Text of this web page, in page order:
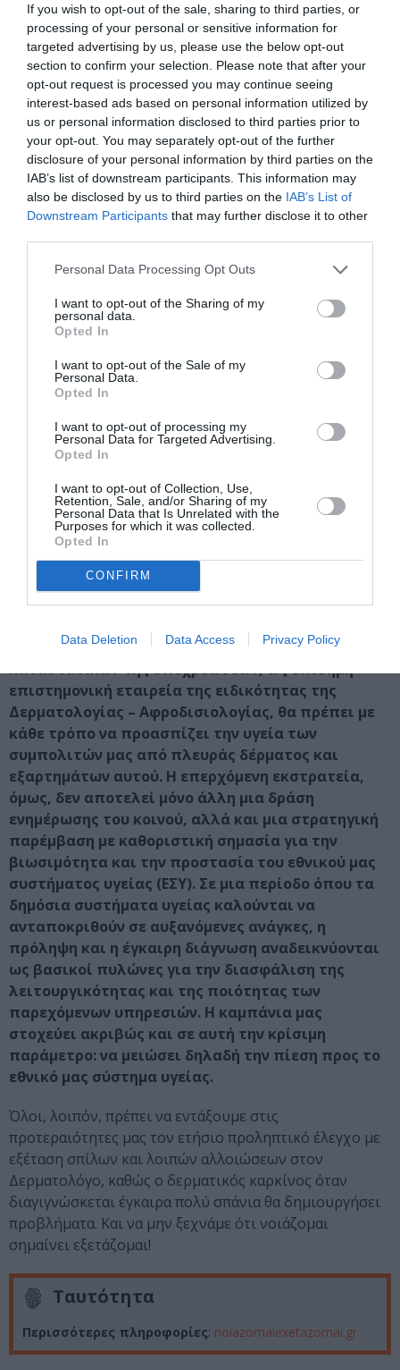
If you wish to opt-out of the sale, sharing to third parties, or
processing of your personal or sensitive information for
targeted advertising by us, please use the below opt-out
section to confirm your selection. Please note that after your
opt-out request is processed you may continue seeing
interest-based ads based on personal information utilized by
us or personal information disclosed to third parties prior to
your opt-out. You may separately opt-out of the further
disclosure of your personal information by third parties on the
IAB’s list of downstream participants. This information may
also be disclosed by us to third parties on the IAB’s List of
Downstream Participants that may further disclose it to other
Personal Data Processing Opt Outs
I want to opt-out of the Sharing of my
personal data.
Opted In
I want to opt-out of the Sale of my
Personal Data.
Opted In
I want to opt-out of processing my
Personal Data for Targeted Advertising.
Opted In
I want to opt-out of Collection, Use,
Retention, Sale, and/or Sharing of my
Personal Data that Is Unrelated with the
Purposes for which it was collected.
Opted In
CONFIRM
Data Deletion Data Access Privacy Policy
το Μελάνωμα, που αν και δεν είναι η συχνότερη μορφή
καρκίνου του δέρματος, να είναι η πιο επικίνδυνη. Τα νέα
περιστατικά καρκίνου του δέρματος συνεχίζουν να
παρουσιάζουν αυξητική πορεία διεθνώς αλλά και στην
Ελλάδα και σε μεγάλο βαθμό για αυτό ευθύνεται και η χρόνια
έκθεση στην υπεριώδη ακτινοβολία του ήλιου από την
παιδική και την εφηβική μας ηλικία. Σε μια ηλιόλουστη
χώρα, όπως Ελλάδα, με ήλιο όλο τον χρόνο, είναι σημαντική
η προστασία του δέρματός μας καθημερινά χειμώνα –
καλοκαίρι και όχι μόνο όταν πηγαίνουμε στην παραλία»,
επισήμανε στην σημερινή συνέντευξη τύπου, με
αφορμή την φετινή εκστρατεία για τον Καρκίνο του
Δέρματος, ο κύριοςΣωτήριος Γ. Θεοχάρης
, Πρόεδρος
Εταιρείας.
εδώ και 26 χρόνια συμμετέχει ενεργά στην πρόληψη και
ενημέρωση για τον Καρκίνο του Δέρματος, καθιέρωσε τον
περισσότερο στον ήλιο, ως μήνα πρόληψης (πρωτογενούς
και δευτερογενούς), ενημέρωσης, ευαισθητοποίησης και
επαγρύπνησης για τον καρκίνο του δέρματος. Από φέτος δε,
η εκστρατεία μας μεγαλώνει με στόχο να τοποθετήσει ψηλά
στην συνείδηση του κόσμου τη σημασία της πρόληψης για
τον Καρκίνο του Δέρματος και εντέλει να ενισχύσει μια
γενικότερη κουλτούρα πρόληψης .»
Κλείνοντας την ομιλία του ο Πρόεδρος της ΕΔΑΕ
Αφροδισιολογική Εταιρεία στο πλαίσιο των
καταστατικών της υποχρεώσεων, ως επίσημη
επιστημονική εταιρεία της ειδικότητας της
Δερματολογίας – Αφροδισιολογίας, θα πρέπει με
κάθε τρόπο να προασπίζει την υγεία των
συμπολιτών μας από πλευράς δέρματος και
εξαρτημάτων αυτού. Η επερχόμενη εκστρατεία,
όμως, δεν αποτελεί μόνο άλλη μια δράση
ενημέρωσης του κοινού, αλλά και μια στρατηγική
παρέμβαση με καθοριστική σημασία για την
βιωσιμότητα και την προστασία του εθνικού μας
συστήματος υγείας (ΕΣΥ). Σε μια περίοδο όπου τα
δημόσια συστήματα υγείας καλούνται να
ανταποκριθούν σε αυξανόμενες ανάγκες, η
πρόληψη και η έγκαιρη διάγνωση αναδεικνύονται
ως βασικοί πυλώνες για την διασφάλιση της
λειτουργικότητας και της ποιότητας των
παρεχόμενων υπηρεσιών. Η καμπάνια μας
στοχεύει ακριβώς και σε αυτή την κρίσιμη
παράμετρο: να μειώσει δηλαδή την πίεση προς το
εθνικό μας σύστημα υγείας.
Όλοι, λοιπόν, πρέπει να εντάξουμε στις
προτεραιότητες μας τον ετήσιο προληπτικό έλεγχο με
εξέταση σπίλων και λοιπών αλλοιώσεων στον
Δερματολόγο, καθώς ο δερματικός καρκίνος όταν
διαγιγνώσκεται έγκαιρα πολύ σπάνια θα δημιουργήσει
προβλήματα. Και να μην ξεχνάμε ότι νοιάζομαι
σημαίνει εξετάζομαι!
Ταυτότητα
Περισσότερες πληροφορίες: noiazomaiexetazomai.gr